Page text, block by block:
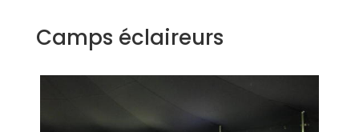
Camps éclaireurs